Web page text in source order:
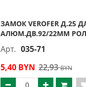
ЗАМОК VEROFER Д.25
АЛЮМ.ДВ.92/22ММ РОЛ
Арт. 035-71
5,40 BYN 22,93BYN